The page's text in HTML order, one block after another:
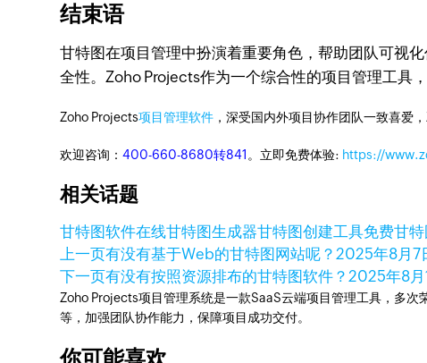
结束语
甘特图在项目管理中扮演着重要角色，帮助团队可视
全性。Zoho Projects作为一个综合性的项目管理工具
Zoho Projects项目管理软件 ，深受国内外项目协作团队一致喜爱
欢迎咨询：400-660-8680转841 。立即免费体验: https://
相关话题
甘特图软件在线甘特图生成器甘特图创建工具免费甘
上一页有没有基于Web的甘特图网站呢？2025年8月7
下一页有没有按照资源排布的甘特图软件？2025年8月
Zoho Projects项目管理系统是一款SaaS云端项目管理工具，多
等，加强团队协作能力，保障项目成功交付。
你可能喜欢